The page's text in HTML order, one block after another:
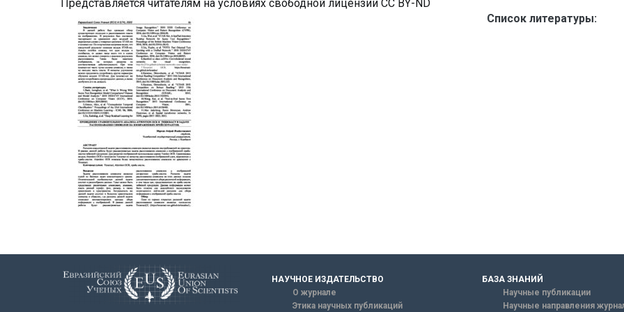
Представляется читателям на условиях свободной лицензии CC BY-ND
Список литературы:
НАУЧНОЕ ИЗДАТЕЛЬСТВО
О журнале
Этика научных публикаций
БАЗА ЗНАНИЙ
Научные публикации
Научные направления